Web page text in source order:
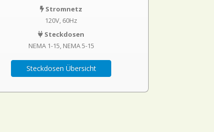
Stromnetz
120V, 60Hz
Steckdosen
NEMA 1-15 NEMA 5-15
Steckdosen Übersicht